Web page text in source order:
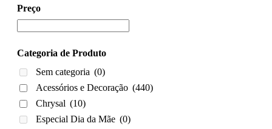
Preço
Categoria de Produto
Sem categoria (0)
Acessórios e Decoração (440)
Chrysal (10)
Especial Dia da Mãe (0)